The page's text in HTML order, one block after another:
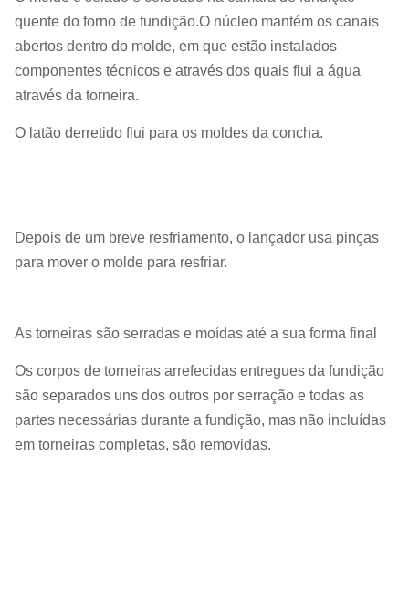
quente do forno de fundição.O núcleo mantém os canais
abertos dentro do molde, em que estão instalados
componentes técnicos e através dos quais flui a água
através da torneira.
O latão derretido flui para os moldes da concha.
Depois de um breve resfriamento, o lançador usa pinças
para mover o molde para resfriar.
As torneiras são serradas e moídas até a sua forma final
Os corpos de torneiras arrefecidas entregues da fundição
são separados uns dos outros por serração e todas as
partes necessárias durante a fundição, mas não incluídas
em torneiras completas, são removidas.